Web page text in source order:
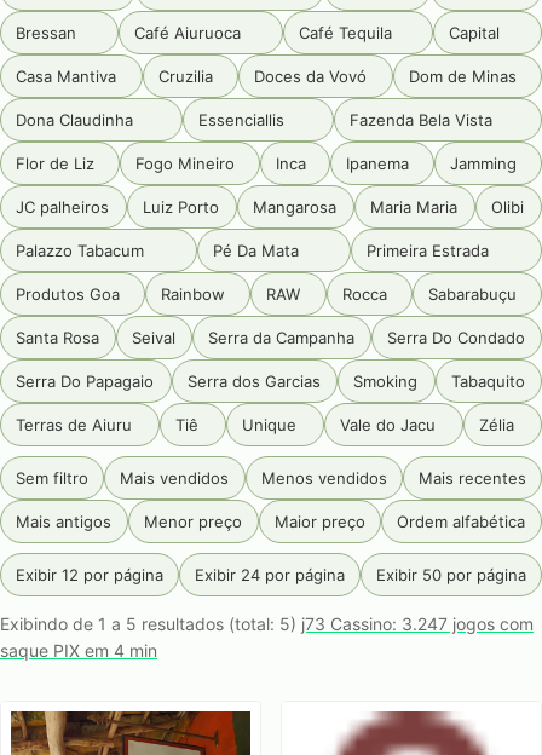
Bressan Café Aiuruoca Café Tequila Capital
Casa Mantiva Cruzilia Doces da Vovó Dom de Minas
Dona Claudinha Essenciallis Fazenda Bela Vista
Flor de Liz Fogo Mineiro Inca Ipanema Jamming
JC palheiros Luiz Porto Mangarosa Maria Maria Olibi
Palazzo Tabacum Pé Da Mata Primeira Estrada
Produtos Goa Rainbow RAW Rocca Sabarabuçu
Santa Rosa Seival Serra da Campanha Serra Do Condado
Serra Do Papagaio Serra dos Garcias Smoking Tabaquito
Terras de Aiuru Tiê Unique Vale do Jacu Zélia
Sem filtro Mais vendidos Menos vendidos Mais recentes
Mais antigos Menor preço Maior preço Ordem alfabética
Exibir 12 por página Exibir 24 por página Exibir 50 por página
Exibindo de 1 a 5 resultados (total: 5) j73 Cassino: 3.247 jogos com
saque PIX em 4 min